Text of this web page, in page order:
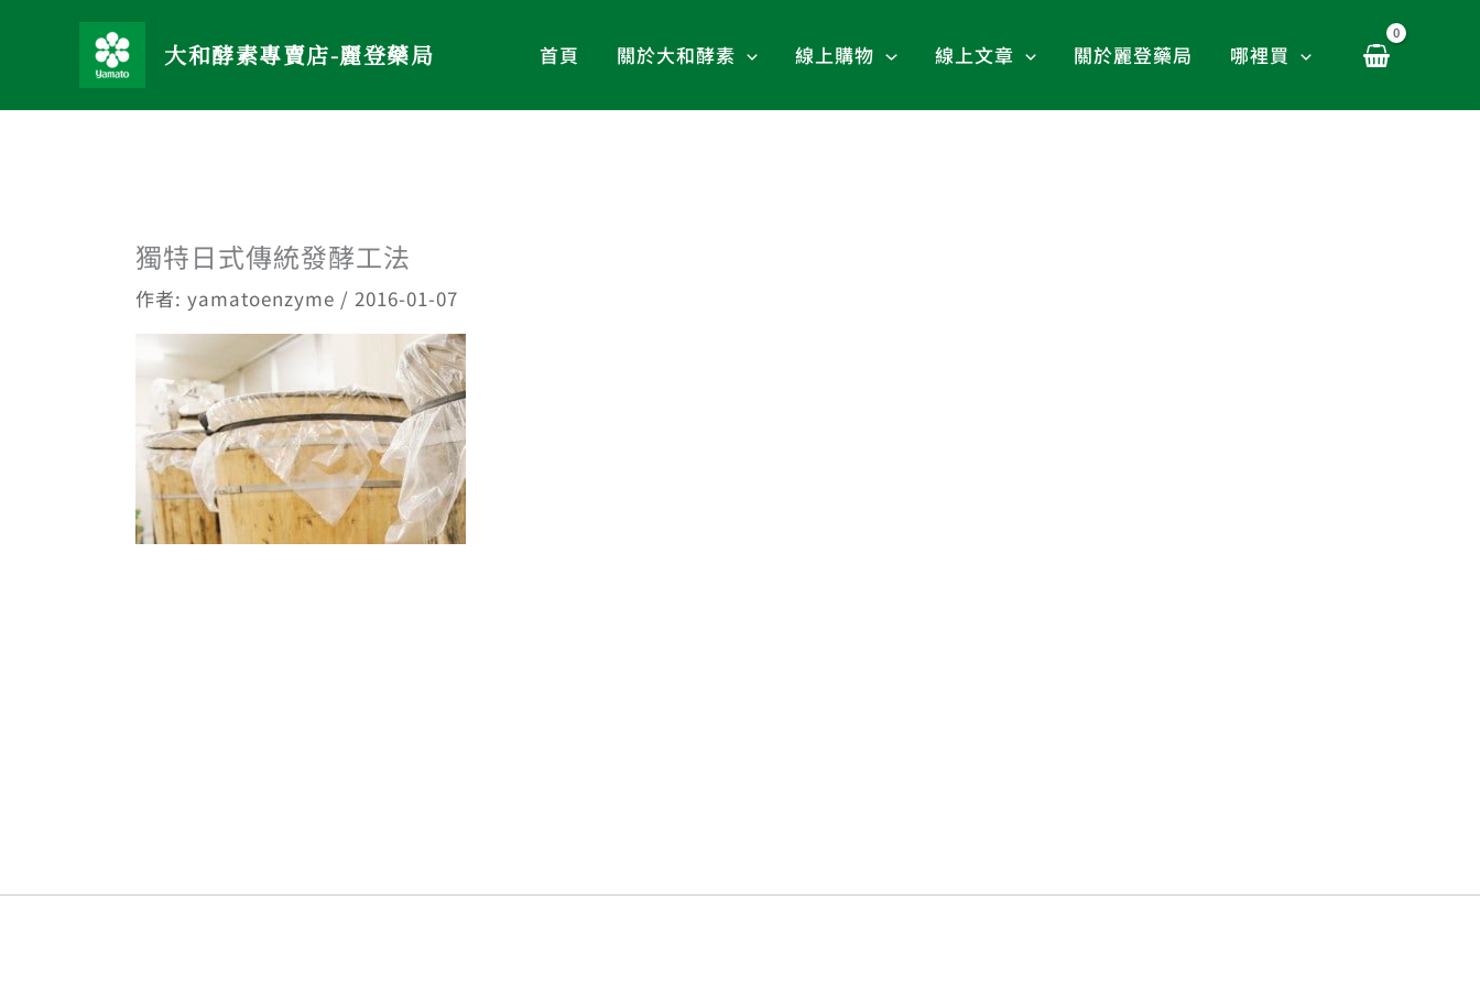
要
大和酵素專賣店-麗登藥局 首頁 關於大和酵素 線上購物 線上文章 關於麗登藥局 哪裡買
獨特日式傳統發酵工法
作者: yamatoenzyme / 2016-01-07